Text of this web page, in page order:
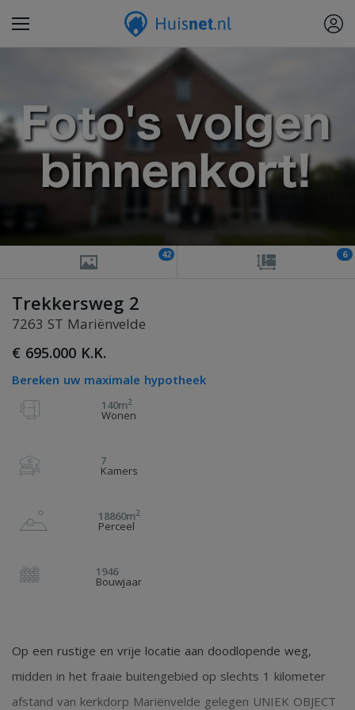
42 6
Trekkersweg 2
7263 ST Mariënvelde
€ 695.000 K.K.
Bereken uw maximale hypotheek
140m2
Wonen
7
Kamers
18860m2
Perceel
1946
Bouwjaar
Op een rustige en vrije locatie aan doodlopende weg,
midden in het fraaie buitengebied op slechts 1 kilometer
afstand van kerkdorp Mariënvelde gelegen UNIEK OBJECT